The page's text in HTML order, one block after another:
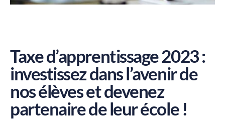
Taxe d’apprentissage 2023 :
investissez dans l’avenir de
nos élèves et devenez
partenaire de leur école !